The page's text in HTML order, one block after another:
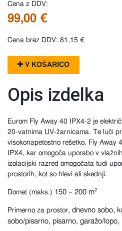
Cena z DDV:
99,00 €
Cena brez DDV: 81,15 €
V KOŠARICO
Opis izdelka
Eurom Fly Away 40 IPX4-2 je
20-vatnima UV-žarnicama. Te luči
visokonapetostno rešetko. Fly Away
IPX4, kar omogoča uporabo v
izolacijski razred omogočata tudi
prostorih, kot so hlevi ali skednji.
Domet (maks.) 150 – 200 m²
Primerno za prostor, dnevno sobo,
sobo/pisarno, pisarno, garažo/